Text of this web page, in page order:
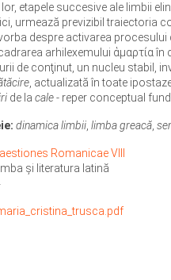
etapele succesive ale limbii
urmează previzibil traiectoria
despre activarea procesului
arhilexemului ἁμαρτία
de conţinut, un nucleu stabil,
, actualizată în toate
de la cale- reper conceptual
dinamica limbii, limba greacă,
Romanicae VIII
şi literatura latină